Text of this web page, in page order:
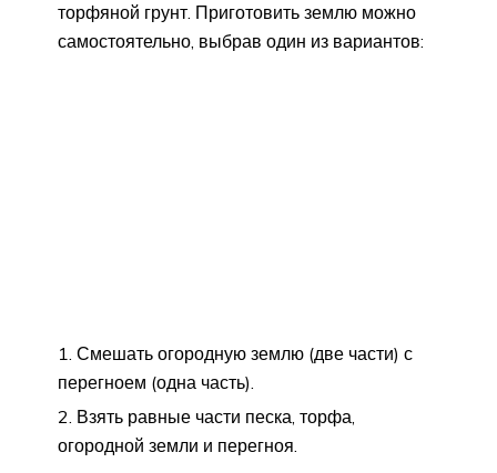
торфяной грунт. Приготовить землю можно
самостоятельно, выбрав один из вариантов:
Смешать огородную землю (две части) с
перегноем (одна часть).
Взять равные части песка, торфа,
огородной земли и перегноя.